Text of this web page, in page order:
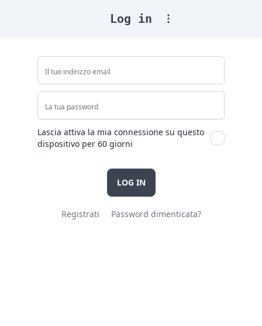
Log in
Lascia attiva la mia connessione su questo
dispositivo per 60 giorni
LOG IN
Registrati Password dimenticata?